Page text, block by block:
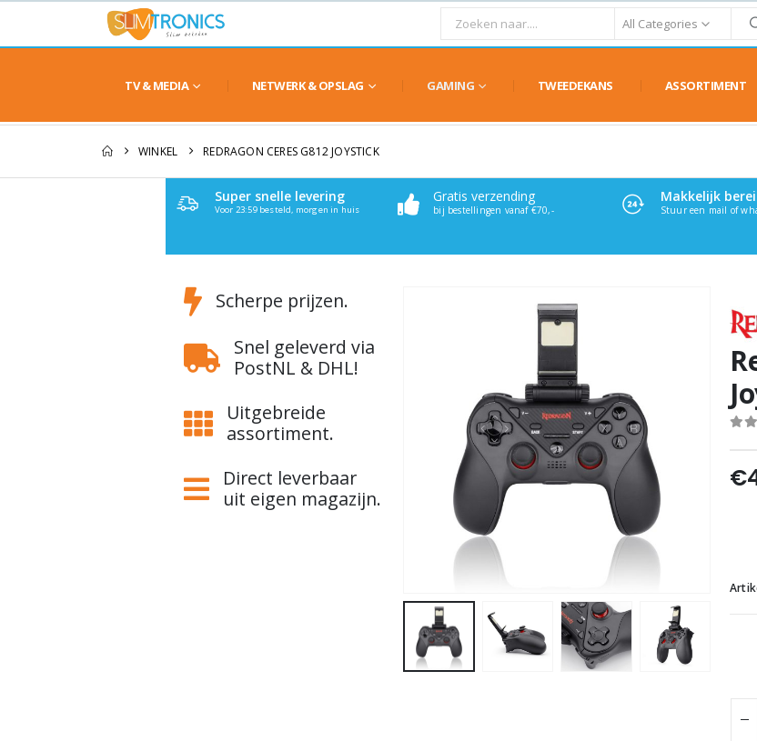
All Categories
TV & MEDIA NETWERK & OPSLAG GAMING TWEEDEKANS ASSORTIMENT
WINKEL REDRAGON CERES G812 JOYSTICK
Super snelle levering
Voor 23:59 besteld, morgen in huis
Gratis verzending
bij bestellingen vanaf €70,-
Makkelijk
Stuur een mail of
€
Scherpe prijzen.
Snel geleverd via
PostNL & DHL!
Uitgebreide
assortiment.
Direct leverbaar
uit eigen magazijn.